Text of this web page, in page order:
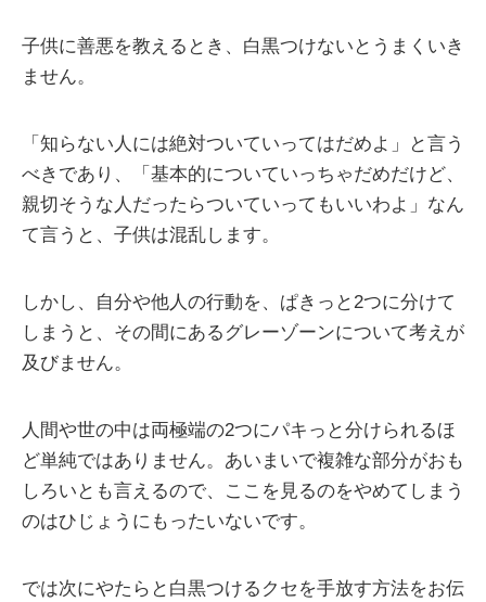
子供に善悪を教えるとき、白黒つけないとうまくいき
ません。
「知らない人には絶対ついていってはだめよ」と言う
べきであり、「基本的についていっちゃだめだけど、
親切そうな人だったらついていってもいいわよ」なん
て言うと、子供は混乱します。
しかし、自分や他人の行動を、ぱきっと2つに分けて
しまうと、その間にあるグレーゾーンについて考えが
及びません。
人間や世の中は両極端の2つにパキっと分けられるほ
ど単純ではありません。あいまいで複雑な部分がおも
しろいとも言えるので、ここを見るのをやめてしまう
のはひじょうにもったいないです。
では次にやたらと白黒つけるクセを手放す方法をお伝